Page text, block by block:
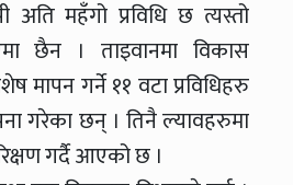
अति महँगो प्रविधि छ त्यस्तो
छैन । ताइवानमा विकास
मापन गर्ने ११ वटा प्रविधिहरु
गरेका छन् । तिनै ल्यावहरुमा
गर्दै आएको छ ।